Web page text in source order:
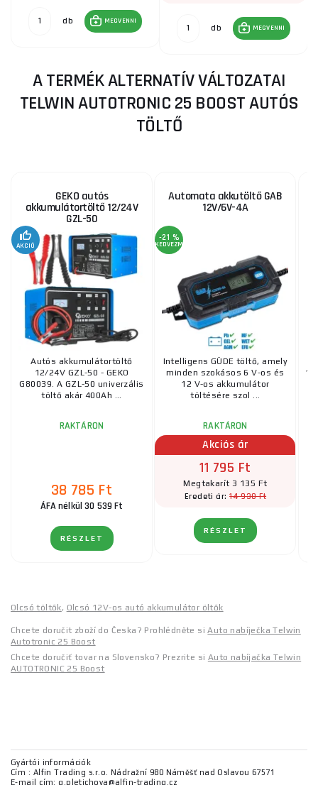
db MEGVENNI
db MEGVENNI
A TERMÉK ALTERNATÍV VÁLTOZATAI
TELWIN AUTOTRONIC 25 BOOST AUTÓS
TÖLTŐ
GEKO autós
akkumulátortöltő 12/24V
GZL-50
AKCIÓ
Autós akkumulátortöltő
12/24V GZL-50 - GEKO
G80039. A GZL-50 univerzális
töltő akár 400Ah ...
RAKTÁRON
38 785 Ft
ÁFA nélkül 30 539 Ft
RÉSZLET
Automata akkutöltő GAB
12V/6V-4A
-21 %
KEDVEZMÉNY
Intelligens GÜDE töltő, amely
minden szokásos 6 V-os és
12 V-os akkumulátor
töltésére szol ...
RAKTÁRON
Akciós ár
11 795 Ft
Megtakarít 3 135 Ft
Eredeti ár:14 930 Ft
RÉSZLET
Olcsó töltők, Olcsó 12V-os autó akkumulátor öltők
Chcete doručit zboží do Česka? Prohlédněte siAuto nabíječka Telwin
Autotronic 25 Boost
Chcete doručiť tovar na Slovensko? Prezrite si Auto nabíjačka Telwin
AUTOTRONIC 25 Boost
Gyártói információk
Cím : Alfin Trading s.r.o. Nádražní 980 Náměšť nad Oslavou 67571
E-mail cím: g.pletichova@alfin-trading.cz